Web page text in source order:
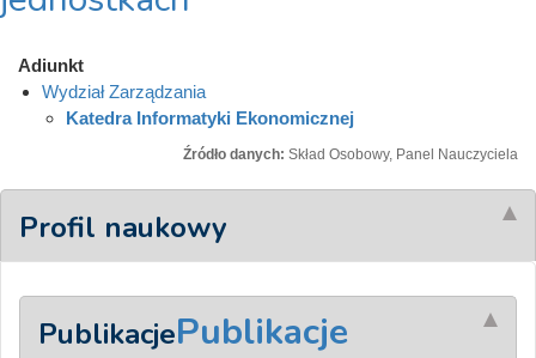
Adiunkt
Wydział Zarządzania
Katedra Informatyki Ekonomicznej
Źródło danych: Skład Osobowy, Panel Nauczyciela
Profil naukowy
PublikacjePublikacje